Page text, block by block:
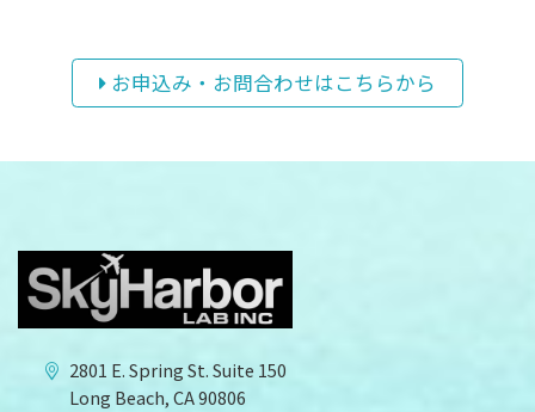
お申込み・お問合わせはこちらから
2801 E. Spring St. Suite 150
Long Beach, CA 90806